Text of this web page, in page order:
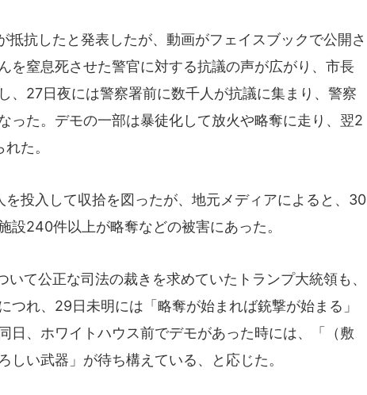
抗したと発表したが、動画がフェイスブックで公開さ
を窒息死させた警官に対する抗議の声が広がり、市長
、27日夜には警察署前に数千人が抗議に集まり、警察
った。デモの一部は暴徒化して放火や略奪に走り、翌2
た。
投入して収拾を図ったが、地元メディアによると、30
設240件以上が略奪などの被害にあった。
て公正な司法の裁きを求めていたトランプ大統領も、
つれ、29日未明には「略奪が始まれば銃撃が始まる」
日、ホワイトハウス前でデモがあった時には、「（敷
しい武器」が待ち構えている、と応じた。